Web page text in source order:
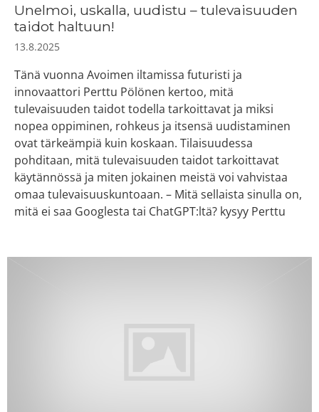
Unelmoi, uskalla, uudistu – tulevaisuuden
taidot haltuun!
13.8.2025
Tänä vuonna Avoimen iltamissa futuristi ja
innovaattori Perttu Pölönen kertoo, mitä
tulevaisuuden taidot todella tarkoittavat ja miksi
nopea oppiminen, rohkeus ja itsensä uudistaminen
ovat tärkeämpiä kuin koskaan. Tilaisuudessa
pohditaan, mitä tulevaisuuden taidot tarkoittavat
käytännössä ja miten jokainen meistä voi vahvistaa
omaa tulevaisuuskuntoaan. – Mitä sellaista sinulla on,
mitä ei saa Googlesta tai ChatGPT:ltä? kysyy Perttu